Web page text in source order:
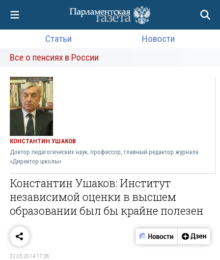
Статьи
Новости
Все о пенсиях в России
КОНСТАНТИН УШАКОВ
Доктор педагогических наук, профессор, главный редактор журнала
«Директор школы»
Константин Ушаков: Институт
независимой оценки в высшем
образовании был бы крайне полезен
22.05.2014 17:28